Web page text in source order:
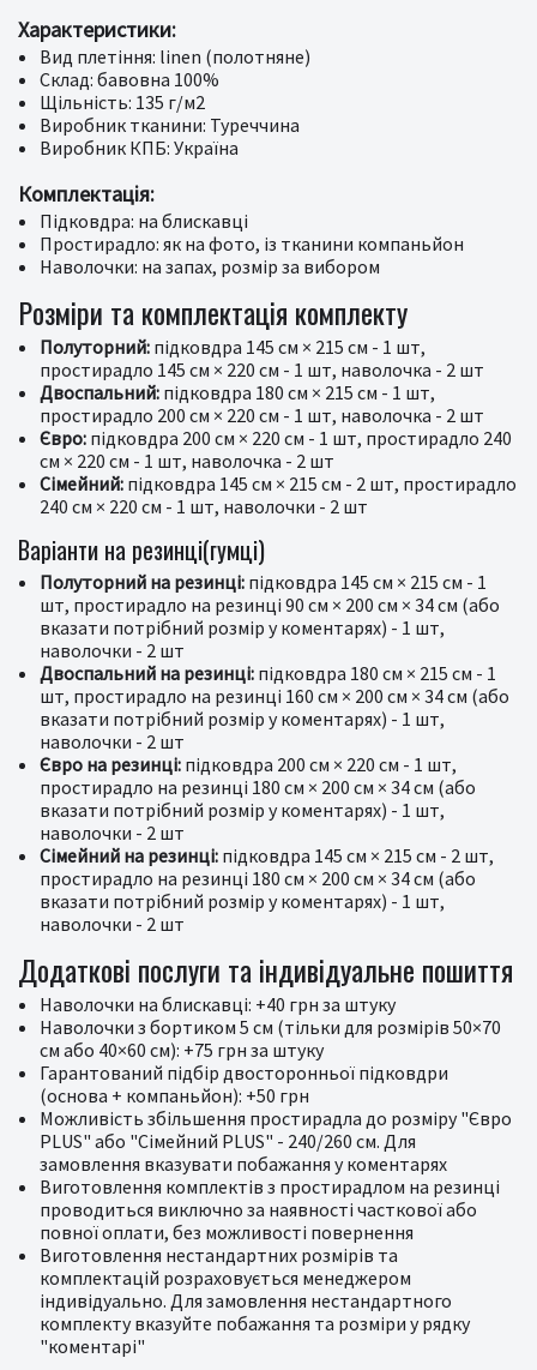
Характеристики:
Вид плетіння: linen (полотняне)
Склад: бавовна 100%
Щільність: 135 г/м2
Виробник тканини: Туреччина
Виробник КПБ: Україна
Комплектація:
Підковдра: на блискавці
Простирадло: як на фото, із тканини компаньйон
Наволочки: на запах, розмір за вибором
Розміри та комплектація комплекту
Полуторний: підковдра 145 см × 215 см - 1 шт,
простирадло 145 см × 220 см - 1 шт, наволочка - 2 шт
Двоспальний: підковдра 180 см × 215 см - 1 шт,
простирадло 200 см × 220 см - 1 шт, наволочка - 2 шт
Євро: підковдра 200 см × 220 см - 1 шт, простирадло 240
см × 220 см - 1 шт, наволочка - 2 шт
Сімейний: підковдра 145 см × 215 см - 2 шт, простирадло
240 см × 220 см - 1 шт, наволочки - 2 шт
Варіанти на резинці(гумці)
Полуторний на резинці: підковдра 145 см × 215 см - 1
шт, простирадло на резинці 90 см × 200 см × 34 см (або
вказати потрібний розмір у коментарях) - 1 шт,
наволочки - 2 шт
Двоспальний на резинці: підковдра 180 см × 215 см - 1
шт, простирадло на резинці 160 см × 200 см × 34 см (або
вказати потрібний розмір у коментарях) - 1 шт,
наволочки - 2 шт
Євро на резинці: підковдра 200 см × 220 см - 1 шт,
простирадло на резинці 180 см × 200 см × 34 см (або
вказати потрібний розмір у коментарях) - 1 шт,
наволочки - 2 шт
Сімейний на резинці: підковдра 145 см × 215 см - 2 шт,
простирадло на резинці 180 см × 200 см × 34 см (або
вказати потрібний розмір у коментарях) - 1 шт,
наволочки - 2 шт
Додаткові послуги та індивідуальне пошиття
Наволочки на блискавці: +40 грн за штуку
Наволочки з бортиком 5 см (тільки для розмірів 50×70
см або 40×60 см): +75 грн за штуку
Гарантований підбір двосторонньої підковдри
(основа + компаньйон): +50 грн
Можливість збільшення простирадла до розміру "Євро
PLUS" або "Сімейний PLUS" - 240/260 см. Для
замовлення вказувати побажання у коментарях
Виготовлення комплектів з простирадлом на резинці
проводиться виключно за наявності часткової або
повної оплати, без можливості повернення
Виготовлення нестандартних розмірів та
комплектацій розраховується менеджером
індивідуально. Для замовлення нестандартного
комплекту вказуйте побажання та розміри у рядку
"коментарі"